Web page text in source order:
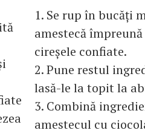
1. Se rup în bucăţi
amestecă
cireşele confiate.
2. Pune restul
lasă-le la topit la
3. Combină
amestecul cu